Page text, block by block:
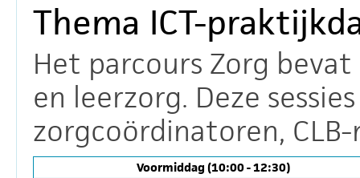
Thema ICT-
Het parcours Zorg bevat
en leerzorg. Deze
zorgcoördinatoren,
Voormiddag (10:00 - 12:30)